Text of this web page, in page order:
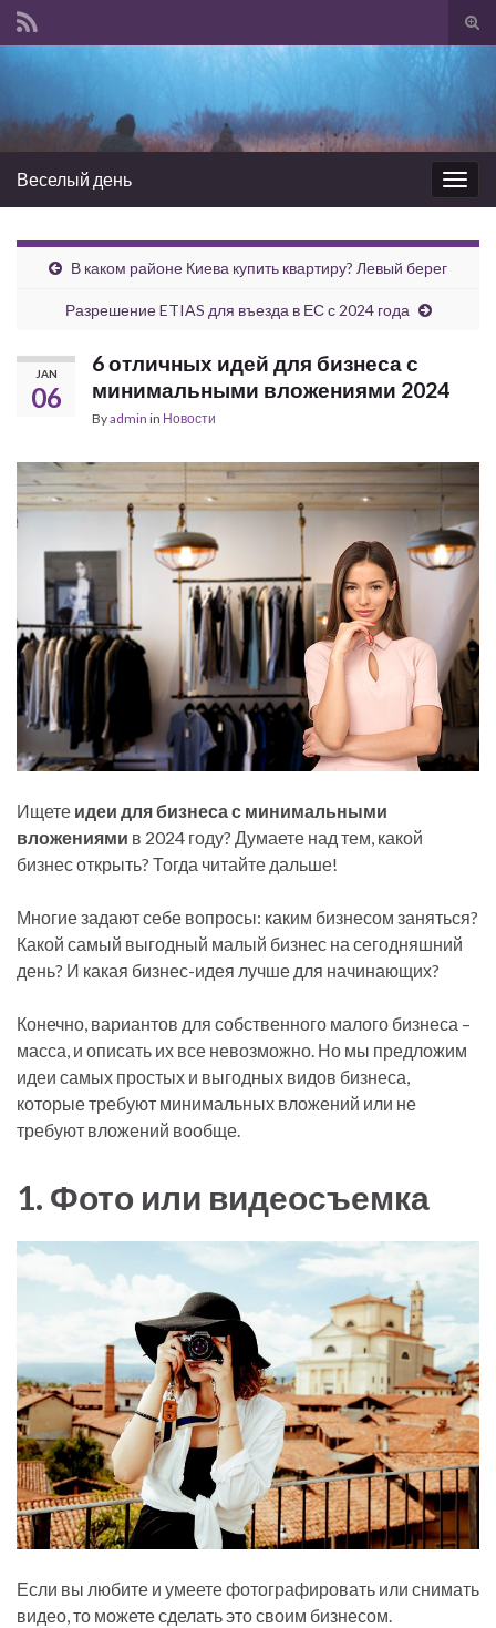
Веселый день
В каком районе Киева купить квартиру? Левый берег
Разрешение ETIAS для въезда в ЕС с 2024 года
JAN
06
6 отличных идей для бизнеса с
минимальными вложениями 2024
Byadmin in Новости
Ищете идеи для бизнеса с минимальными
вложениями в 2024 году? Думаете над тем, какой
бизнес открыть? Тогда читайте дальше!
Многие задают себе вопросы: каким бизнесом заняться?
Какой самый выгодный малый бизнес на сегодняшний
день? И какая бизнес-идея лучше для начинающих?
Конечно, вариантов для собственного малого бизнеса –
масса, и описать их все невозможно. Но мы предложим
идеи самых простых и выгодных видов бизнеса,
которые требуют минимальных вложений или не
требуют вложений вообще.
1. Фото или видеосъемка
Если вы любите и умеете фотографировать или снимать
видео, то можете сделать это своим бизнесом.